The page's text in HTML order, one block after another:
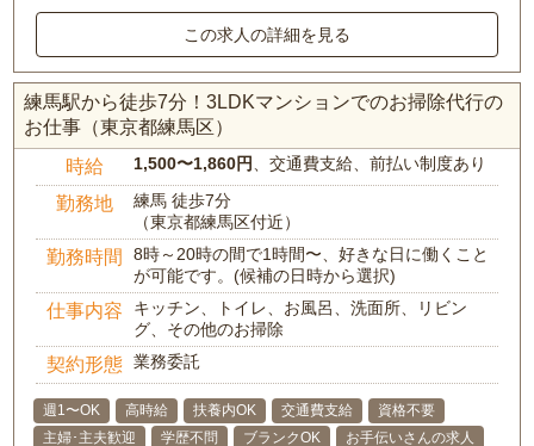
この求人の詳細を見る
練馬駅から徒歩7分！3LDKマンションでのお掃除代行の
お仕事（東京都練馬区）
時給 1,500〜1,860円 、交通費支給、前払い制度あり
勤務地
練馬 徒歩7分
（東京都練馬区付近）
勤務時間
8時～20時の間で1時間〜、好きな日に働くこと
が可能です。(候補の日時から選択)
仕事内容
キッチン、トイレ、お風呂、洗面所、リビン
グ、その他のお掃除
契約形態 業務委託
週1〜OK 高時給 扶養内OK 交通費支給
資格不要
主婦･主夫歓迎
学歴不問 ブランクOK
お手伝いさんの求人